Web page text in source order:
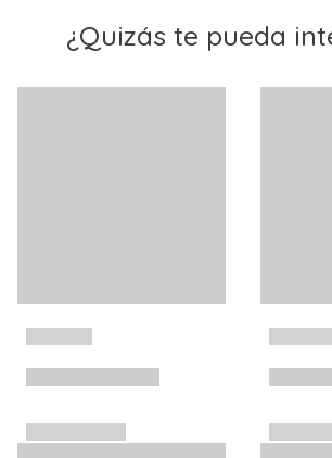
¿Quizás te pueda